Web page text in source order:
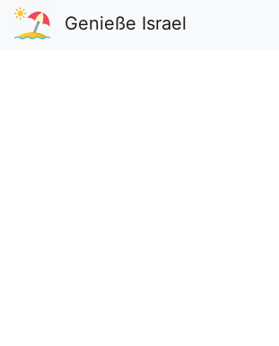
Genieße Israel